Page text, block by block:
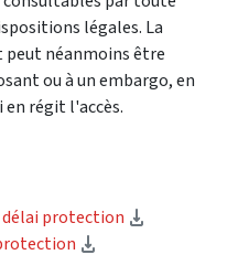
légales. La
peut néanmoins être
ou à un embargo, en
régit l'accès.
protection